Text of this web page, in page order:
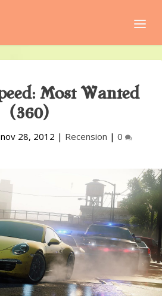
Most Wanted
(360)
nov 28, 2012 | Recension | 0